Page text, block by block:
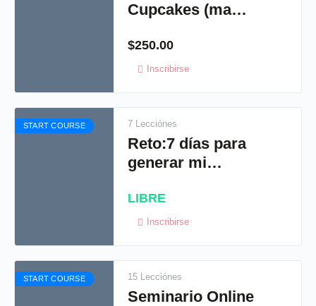
Cupcakes (masa
tus eventos de
Candy bar.
$250.00
Inscribirse
START COURSE 7 Lecciónes
Reto:7 días para
generar mi
LIBRE
Inscribirse
START COURSE 15 Lecciónes
Seminario Online